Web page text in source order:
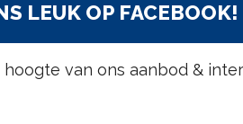
LEUK OP FACEBOOK!
van ons aanbod &